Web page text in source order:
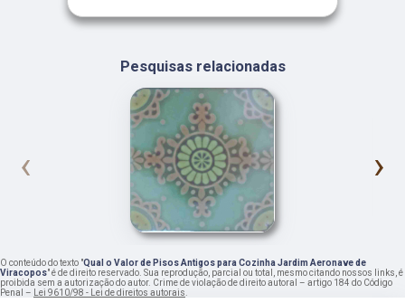
Pesquisas relacionadas
‹ ›
O conteúdo do texto "Qual o Valor de Pisos Antigos para Cozinha Jardim Aeronave de
Viracopos" é de direito reservado. Sua reprodução, parcial ou total, mesmo citando nossos links, é
proibida sem a autorização do autor. Crime de violação de direito autoral – artigo 184 do Código
Penal –
Lei 9610/98 - Lei de direitos autorais